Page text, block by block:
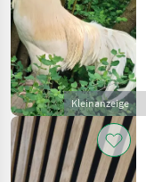
Kleinanzeige